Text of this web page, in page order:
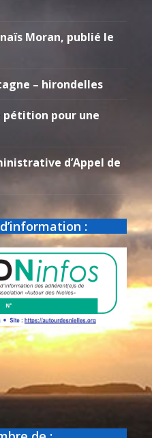
Moran, publié le
– hirondelles
pétition pour une
d’Appel de
: